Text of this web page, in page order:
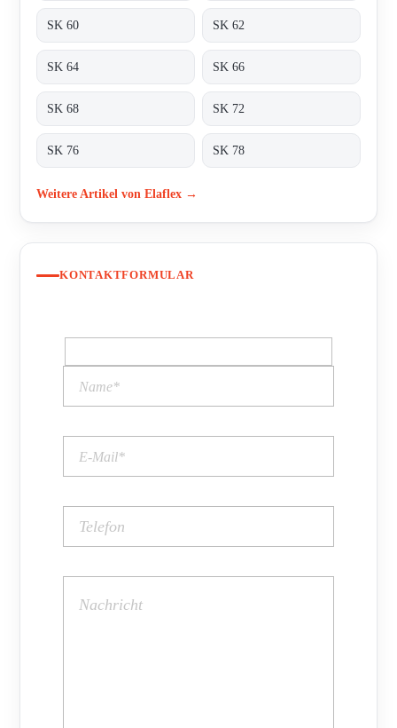
SK 60 SK 62
SK 64 SK 66
SK 68 SK 72
SK 76 SK 78
Weitere Artikel von Elaflex →
KONTAKTFORMULAR